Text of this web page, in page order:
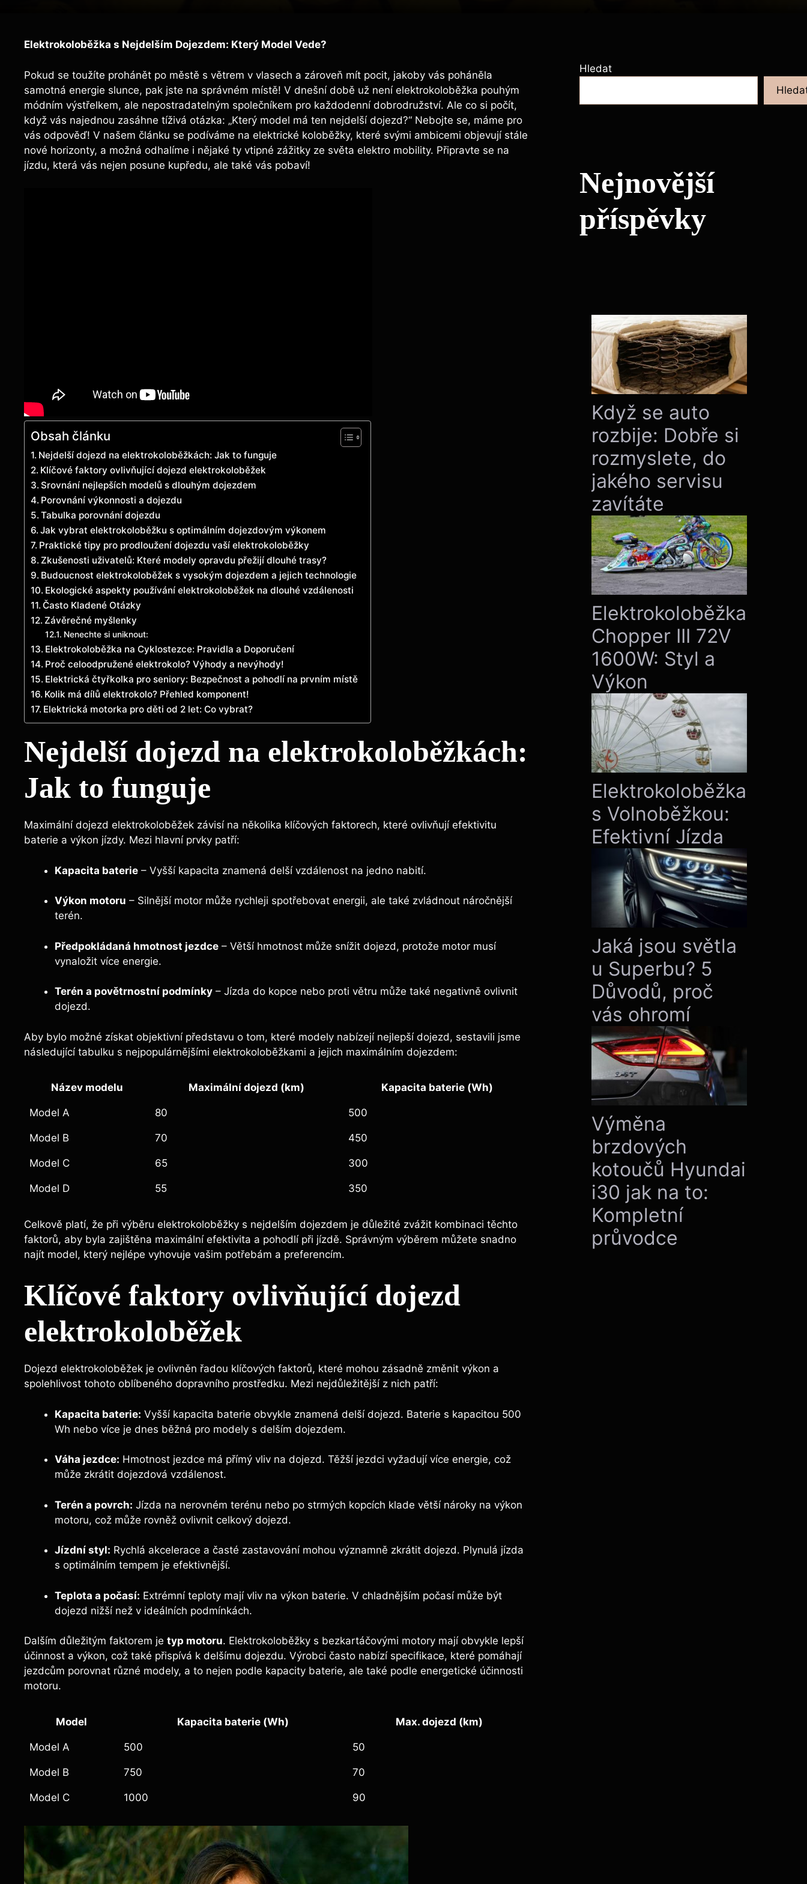
Elektrokoloběžka s Nejdelším Dojezdem: Který Model Vede?
Pokud se toužíte prohánět po městě s větrem v vlasech a zároveň mít pocit, jakoby vás poháněla
samotná energie slunce, pak jste na správném místě! V dnešní době už není elektrokoloběžka pouhým
módním výstřelkem, ale nepostradatelným společníkem pro každodenní dobrodružství. Ale co si počít,
když vás najednou zasáhne tíživá otázka: „Který model má ten nejdelší dojezd?“ Nebojte se, máme pro
vás odpověď! V našem článku se podíváme na elektrické koloběžky, které svými ambicemi objevují stále
nové horizonty, a možná odhalíme i nějaké ty vtipné zážitky ze světa elektro mobility. Připravte se na
jízdu, která vás nejen posune kupředu, ale také vás pobaví!
Obsah článku
Nejdelší dojezd na elektrokoloběžkách: Jak to funguje
Klíčové faktory ovlivňující dojezd elektrokoloběžek
Srovnání nejlepších modelů s dlouhým dojezdem
Porovnání výkonnosti a dojezdu
Tabulka porovnání dojezdu
Jak vybrat elektrokoloběžku s optimálním dojezdovým výkonem
Praktické tipy pro prodloužení dojezdu vaší elektrokoloběžky
Zkušenosti uživatelů: Které modely opravdu přežijí dlouhé trasy?
Budoucnost elektrokoloběžek s vysokým dojezdem a jejich technologie
Ekologické aspekty používání elektrokoloběžek na dlouhé vzdálenosti
Často Kladené Otázky
Závěrečné myšlenky
Nenechte si uniknout:
Elektrokoloběžka na Cyklostezce: Pravidla a Doporučení
Proč celoodpružené elektrokolo? Výhody a nevýhody!
Elektrická čtyřkolka pro seniory: Bezpečnost a pohodlí na prvním místě
Kolik má dílů elektrokolo? Přehled komponent!
Elektrická motorka pro děti od 2 let: Co vybrat?
Nejdelší dojezd na elektrokoloběžkách:
Jak to funguje
Maximální dojezd elektrokoloběžek závisí na několika klíčových faktorech, které ovlivňují efektivitu
baterie a výkon jízdy. Mezi hlavní prvky patří:
Kapacita baterie – Vyšší kapacita znamená delší vzdálenost na jedno nabití.
Výkon motoru – Silnější motor může rychleji spotřebovat energii, ale také zvládnout náročnější
terén.
Předpokládaná hmotnost jezdce – Větší hmotnost může snížit dojezd, protože motor musí
vynaložit více energie.
Terén a povětrnostní podmínky – Jízda do kopce nebo proti větru může také negativně ovlivnit
dojezd.
Aby bylo možné získat objektivní představu o tom, které modely nabízejí nejlepší dojezd, sestavili jsme
následující tabulku s nejpopulárnějšími elektrokoloběžkami a jejich maximálním dojezdem:
Název modelu Maximální dojezd (km) Kapacita baterie (Wh)
Model A 80 500
Model B 70 450
Model C 65 300
Model D 55 350
Celkově platí, že při výběru elektrokoloběžky s nejdelším dojezdem je důležité zvážit kombinaci těchto
faktorů, aby byla zajištěna maximální efektivita a pohodlí při jízdě. Správným výběrem můžete snadno
najít model, který nejlépe vyhovuje vašim potřebám a preferencím.
Klíčové faktory ovlivňující dojezd
elektrokoloběžek
Dojezd elektrokoloběžek je ovlivněn řadou klíčových faktorů, které mohou zásadně změnit výkon a
spolehlivost tohoto oblíbeného dopravního prostředku. Mezi nejdůležitější z nich patří:
Kapacita baterie: Vyšší kapacita baterie obvykle znamená delší dojezd. Baterie s kapacitou 500
Wh nebo více je dnes běžná pro modely s delším dojezdem.
Váha jezdce: Hmotnost jezdce má přímý vliv na dojezd. Těžší jezdci vyžadují více energie, což
může zkrátit dojezdová vzdálenost.
Terén a povrch: Jízda na nerovném terénu nebo po strmých kopcích klade větší nároky na výkon
motoru, což může rovněž ovlivnit celkový dojezd.
Jízdní styl: Rychlá akcelerace a časté zastavování mohou významně zkrátit dojezd. Plynulá jízda
s optimálním tempem je efektivnější.
Teplota a počasí: Extrémní teploty mají vliv na výkon baterie. V chladnějším počasí může být
dojezd nižší než v ideálních podmínkách.
Dalším důležitým faktorem je typ motoru. Elektrokoloběžky s bezkartáčovými motory mají obvykle lepší
účinnost a výkon, což také přispívá k delšímu dojezdu. Výrobci často nabízí specifikace, které pomáhají
jezdcům porovnat různé modely, a to nejen podle kapacity baterie, ale také podle energetické účinnosti
motoru.
Model Kapacita baterie (Wh) Max. dojezd (km)
Model A 500 50
Model B 750 70
Model C 1000 90
Hledat
Nejnovější
příspěvky
Když se auto
rozbije: Dobře si
rozmyslete, do
jakého servisu
zavítáte
Elektrokoloběžka
Chopper III 72V
1600W: Styl a
Výkon
Elektrokoloběžka
s Volnoběžkou:
Efektivní Jízda
Jaká jsou světla
u Superbu? 5
Důvodů, proč
vás ohromí
Výměna
brzdových
kotoučů Hyundai
i30 jak na to:
Kompletní
průvodce